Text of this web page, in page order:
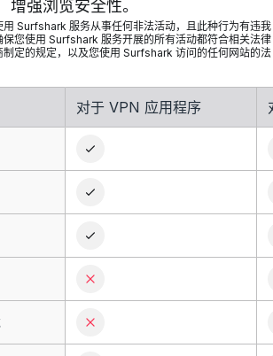
增强浏览安全性。
用 Surfshark 服务从事任何非法活动，且此种行为有违我
您使用 Surfshark 服务开展的所有活动都符合相关法律
定的规定，以及您使用 Surfshark 访问的任何网站的法
对于 VPN 应用程序